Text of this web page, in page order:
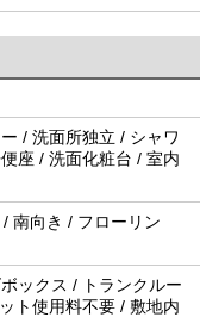
/ 洗面所独立 / シャワ
座 / 洗面化粧台 / 室内
南向き / フローリン
ックス / トランクルー
ト使用料不要 / 敷地内